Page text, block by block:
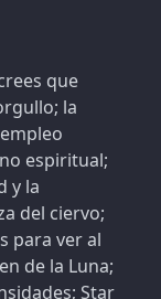
que
la
espiritual;
y la
del ciervo;
para ver al
de la Luna;
Star